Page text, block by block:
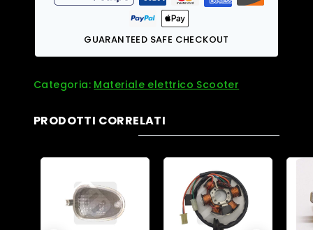
GUARANTEED SAFE CHECKOUT
Categoria: Materiale elettrico Scooter
PRODOTTI CORRELATI